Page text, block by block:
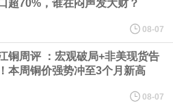
人身体集成技术、机器人激光雷达全自研核
应用的核心技术并已应用于公司的高性能通
器人等产品。
超70%，谁在闷声发大财？
08-07
铜周评 ：宏观破局+非美现货告
本周铜价强势冲至3个月新高
08-07